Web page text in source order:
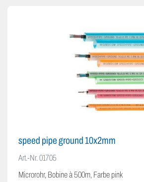
speed pipe ground 10x2mm
Art.-Nr.01705
Microrohr, Bobine à 500m, Farbe pink